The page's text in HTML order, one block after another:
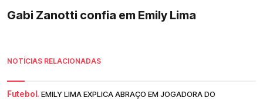
Gabi Zanotti confia em Emily Lima
NOTÍCIAS RELACIONADAS
Futebol. EMILY LIMA EXPLICA ABRAÇO EM JOGADORA DO